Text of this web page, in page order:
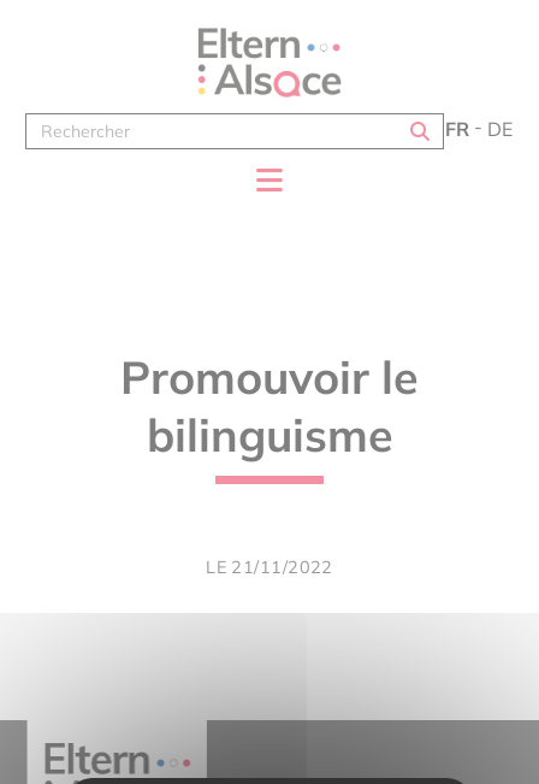
FR DE
Promouvoir le
bilinguisme
LE 21/11/2022